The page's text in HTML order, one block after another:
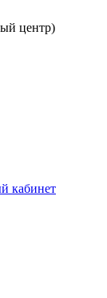
центр)
кабинет